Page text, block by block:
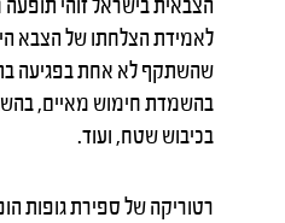
הצבאית בישראל זוהי
לאמידת הצלחתו של הצבא
שהשתקף לא אחת בפגיעה
בהשמדת חימוש מאיים,
בכיבוש שטח, ועוד.
רטוריקה של ספירת גופות